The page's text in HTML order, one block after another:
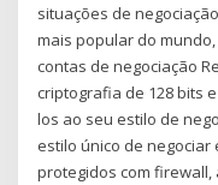
situações de
mais popular do
contas de negociação
criptografia de 128 bits
los ao seu estilo de
estilo único de
protegidos com